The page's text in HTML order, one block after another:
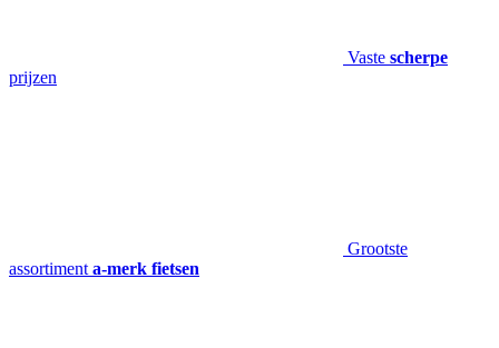
Vaste scherpe
prijzen
Grootste
assortiment a-merk fietsen